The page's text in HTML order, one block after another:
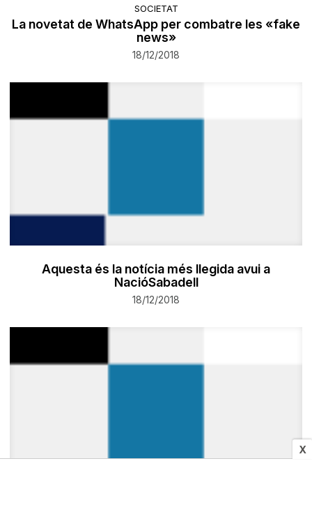
X
SOCIETAT
La novetat de WhatsApp per combatre les «fake
news»
18/12/2018
Aquesta és la notícia més llegida avui a
NacióSabadell
18/12/2018